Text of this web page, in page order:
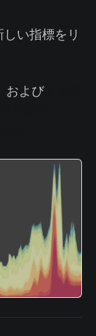
い指標をリ
および使用済
Intelligence